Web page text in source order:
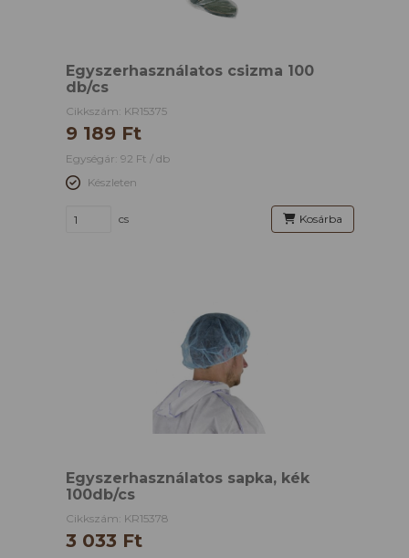
Egyszerhasználatos csizma 100
db/cs
Cikkszám: KR15375
9 189 Ft
Egységár: 92 Ft / db
Készleten
cs Kosárba
Egyszerhasználatos sapka, kék
100db/cs
Cikkszám: KR15378
3 033 Ft